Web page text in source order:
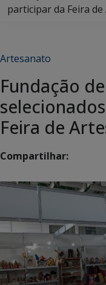
participar da Feira
Artesanato
Fundação
Feira de
Compartilhar: